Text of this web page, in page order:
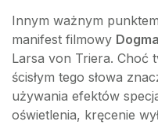
Innym ważnym
manifest filmowy
Larsa von Triera. Choć
ścisłym tego słowa
używania efektów
oświetlenia, kręcenie